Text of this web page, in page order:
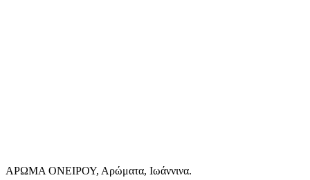
ΑΡΩΜΑ ΟΝΕΙΡΟΥ, Αρώματα, Ιωάννινα.